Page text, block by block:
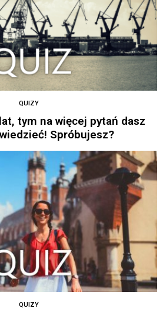
QUIZY
tym na więcej pytań dasz
Spróbujesz?
QUIZY